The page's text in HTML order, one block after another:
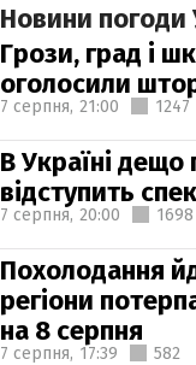
Новини погоди
Грози, град і
оголосили
7 серпня, 21:00 1247
В Україні дещо
відступить
7 серпня, 20:00 1698
Похолодання
регіони
на 8 серпня
7 серпня, 17:39 582